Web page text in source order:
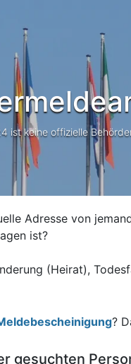
ist keine offizielle
Adresse von
ist?
(Heirat),
?
gesuchten